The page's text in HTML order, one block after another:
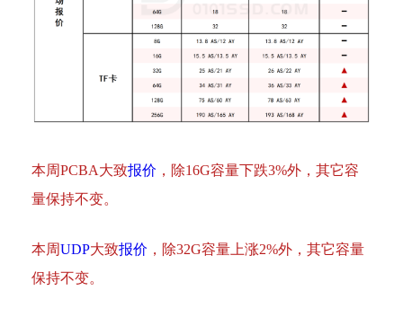
本周PCBA大致报价 ，除16G容量下跌3%外，其它容
量保持不变。
本周UDP大致报价 ，除32G容量上涨2%外，其它容量
保持不变。